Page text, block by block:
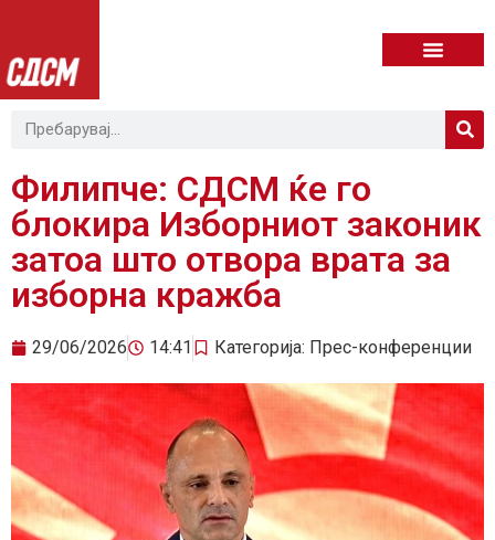
Филипче: СДСМ ќе го
блокира Изборниот законик
затоа што отвора врата за
изборна кражба
29/06/2026 14:41 Категорија: Прес-конференции